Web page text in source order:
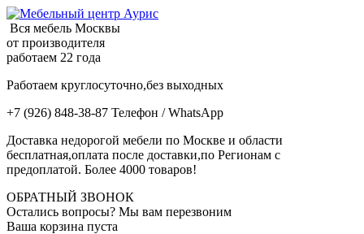
Вся мебель Москвы
от производителя
работаем 22 года
Работаем круглосуточно,без выходных
+7 (926) 848-38-87 Телефон / WhatsApp
Доставка недорогой мебели по Москве и области
бесплатная,оплата после доставки,по Регионам с
предоплатой. Более 4000 товаров!
ОБРАТНЫЙ ЗВОНОК
Остались вопросы? Мы вам перезвоним
Ваша корзина пуста